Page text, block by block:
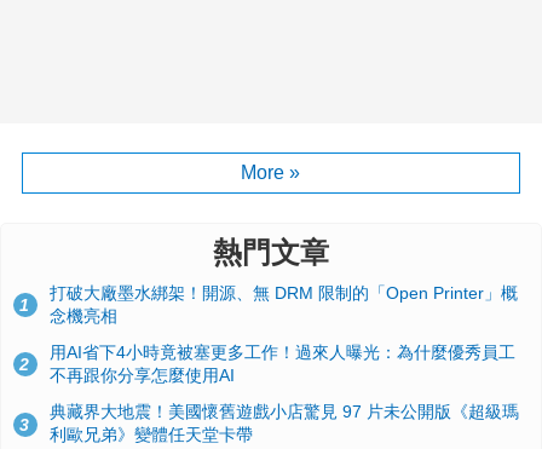
More »
熱門文章
1
打破大廠墨水綁架！開源、無 DRM 限制的「Open Printer」概
念機亮相
2
用AI省下4小時竟被塞更多工作！過來人曝光：為什麼優秀員工
不再跟你分享怎麼使用AI
3
典藏界大地震！美國懷舊遊戲小店驚見 97 片未公開版《超級瑪
利歐兄弟》變體任天堂卡帶